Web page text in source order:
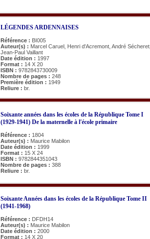
LÉGENDES ARDENNAISES
Référence : BI005
Auteur(s) : Marcel Caruel, Henri d'Acremont, André Sécheret,
Jean-Paul Vaillant
Date édition : 1997
Format : 14 X 20
ISBN : 9782843730009
Nombre de pages : 248
Première édition : 1949
Reliure : br.
Soixante années dans les écoles de la République Tome I
(1929-1941) De la maternelle à l'école primaire
Référence : 1804
Auteur(s) : Maurice Mabilon
Date édition : 1999
Format : 15 X 24
ISBN : 9782844351043
Nombre de pages : 388
Reliure : br.
Soixante Années dans les écoles de la République Tome II
(1941-1968)
Référence : DFDH14
Auteur(s) : Maurice Mabilon
Date édition : 2000
Format : 14 X 20